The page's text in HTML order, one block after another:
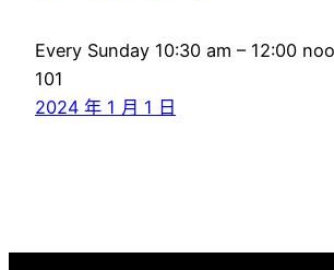
Every Sunday 10:30 am – 12:00
101
2024 年 1 月 1 日